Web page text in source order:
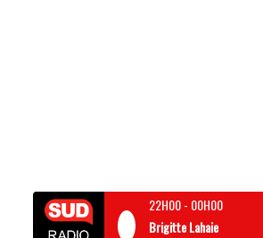
22H00- 00H00
Brigitte Lahaie